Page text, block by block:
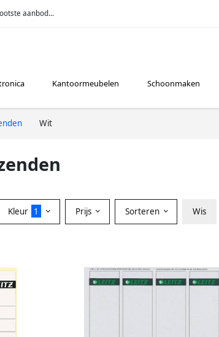
aanbod...
Kantoormeubelen Schoonmaken
Wit
Kleur 1 Prijs Sorteren Wis